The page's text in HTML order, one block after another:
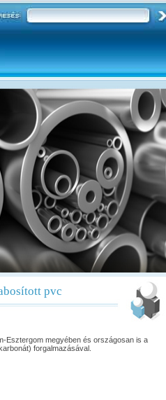
pvc
Esztergom megyében és országosan is a
forgalmazásával.